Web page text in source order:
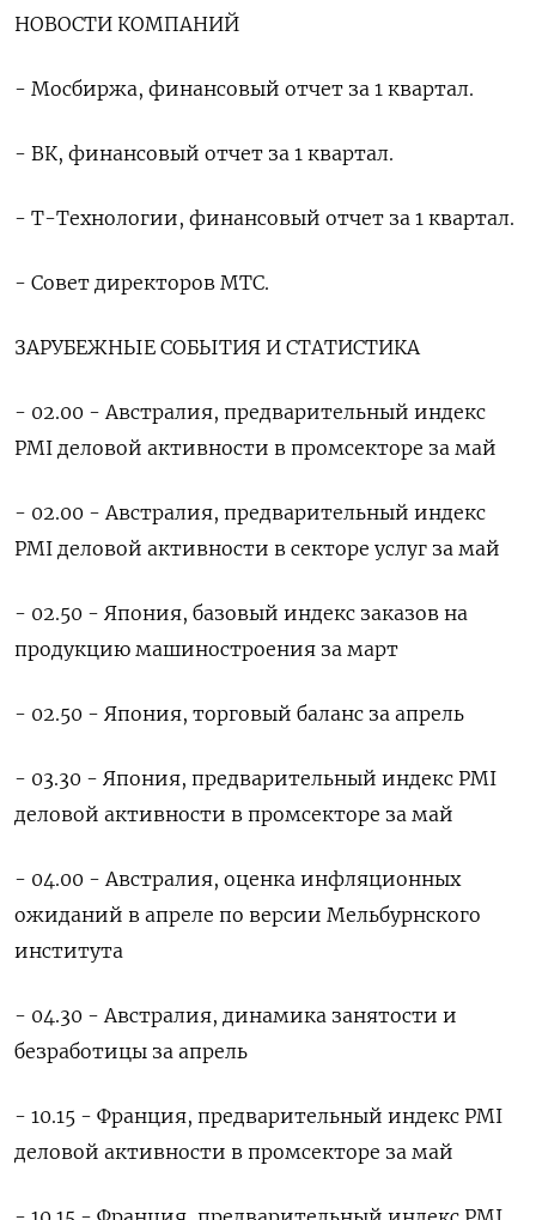
НОВОСТИ КОМПАНИЙ
- Мосбиржа, финансовый отчет за 1 квартал.
- ВК, финансовый отчет за 1 квартал.
- Т-Технологии, финансовый отчет за 1 квартал.
- Совет директоров МТС.
ЗАРУБЕЖНЫЕ СОБЫТИЯ И СТАТИСТИКА
- 02.00 - Австралия, предварительный ​индекс
PMI деловой активности в промсекторе ​за май
- 02.00 - Австралия, предварительный ​индекс
PMI ⁠деловой активности в секторе услуг за май
- 02.50 - Япония, базовый индекс заказов ‌на
продукцию машиностроения за март
- 02.50 - Япония, торговый ‌баланс за апрель
- 03.30 - Япония, предварительный индекс PMI
деловой активности в промсекторе за май
- 04.00 - Австралия, оценка ​инфляционных
ожиданий в апреле по версии Мельбурнского
института
- 04.30 - Австралия, динамика занятости и
безработицы ‌за апрель
- 10.15 - Франция, предварительный индекс PMI
деловой активности в промсекторе за май